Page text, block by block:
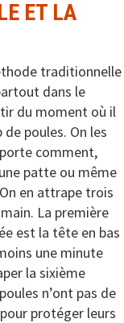
ET LA
traditionnelle
dans le
du moment où il
de poules. On les
comment,
patte ou même
en attrape trois
La première
est la tête en bas
une minute
la sixième
n’ont pas de
protéger leurs